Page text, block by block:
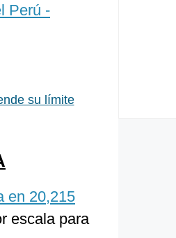
Perú -
su límite
en 20,215
escala para